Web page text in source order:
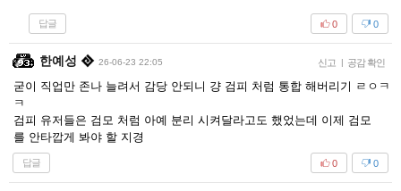
답글 0
0
한예성 26-06-23 22:05 신고 | 공감 확인
굳이 직업만 존나 늘려서 감당 안되니 걍 검피 처럼 통합 해버리기 ㄹㅇㅋ
ㅋ
검피 유저들은 검모 처럼 아예 분리 시켜달라고도 했었는데 이제 검모
를 안타깝게 봐야 할 지경
답글 0
0